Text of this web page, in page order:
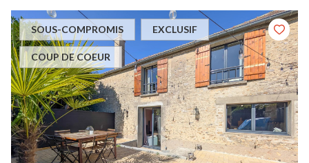
SOUS-COMPROMIS EXCLUSIF
COUP DE COEUR